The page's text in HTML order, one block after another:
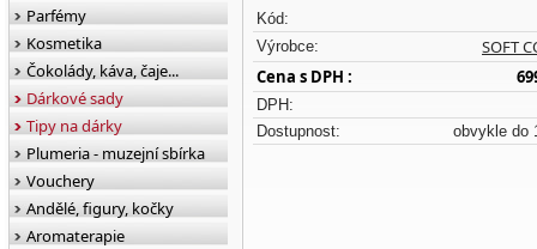
Kód:
Výrobce:
SOFT
Cena s DPH :
DPH:
Dostupnost:
obvykle do
Parfémy
Kosmetika
Čokolády, káva, čaje...
Dárkové sady
Tipy na dárky
Plumeria - muzejní sbírka
Vouchery
Andělé, figury, kočky
Aromaterapie